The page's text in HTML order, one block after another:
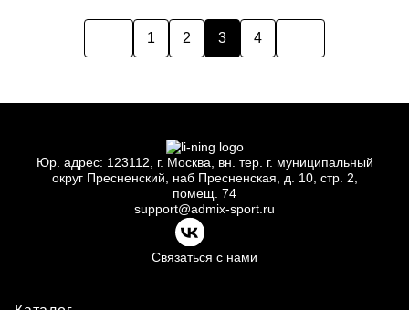
1 2 3 4
Юр. адрес: 123112, г. Москва, вн. тер. г. муниципальный
округ Пресненский, наб Пресненская, д. 10, стр. 2,
помещ. 74
support@admix-sport.ru
Связаться с нами